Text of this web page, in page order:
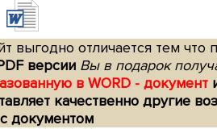
выгодно отличается тем что
версии Вы в подарок
в WORD - документ
качественно другие
документом